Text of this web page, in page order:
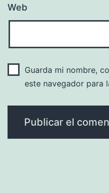
Web
Guarda mi nombre,
este navegador para